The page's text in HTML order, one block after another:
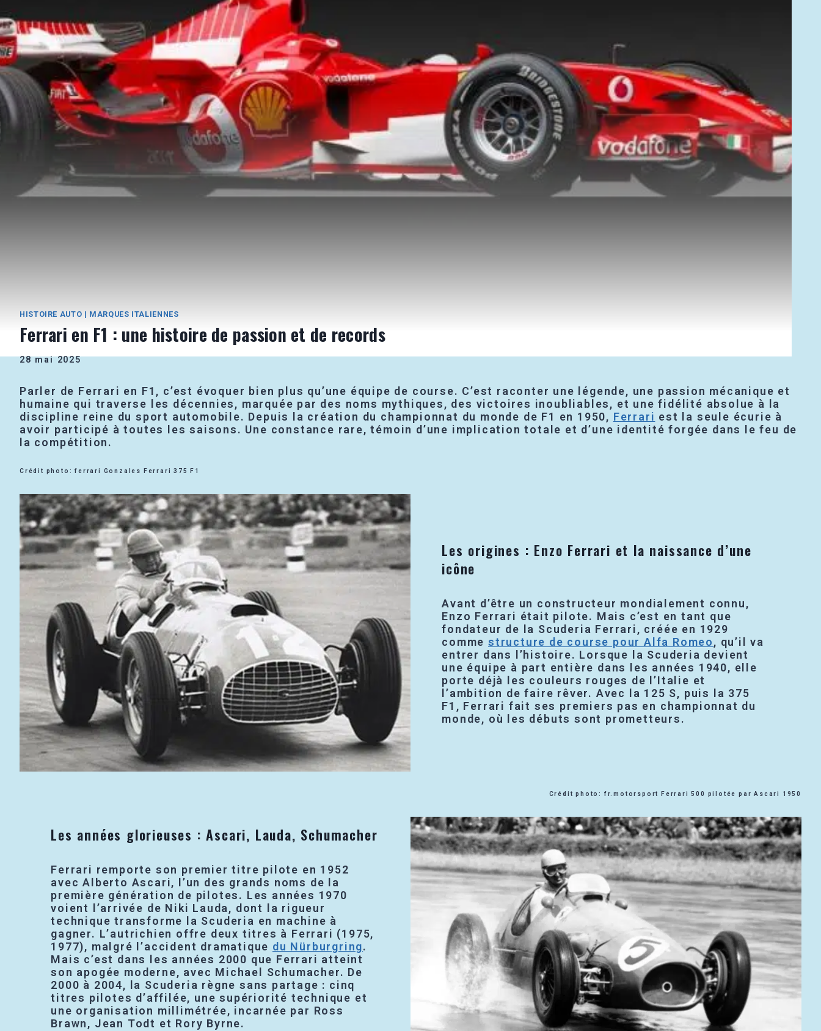
HISTOIRE AUTO | MARQUES ITALIENNES
Ferrari en F1 : une histoire de passion et de records
28 mai 2025
Parler de Ferrari en F1, c’est évoquer bien plus qu’une équipe de course. C’est raconter une légende, une passion mécanique et
humaine qui traverse les décennies, marquée par des noms mythiques, des victoires inoubliables, et une fidélité absolue à la
discipline reine du sport automobile. Depuis la création du championnat du monde de F1 en 1950, Ferrari est la seule écurie à
avoir participé à toutes les saisons. Une constance rare, témoin d’une implication totale et d’une identité forgée dans le feu de
la compétition.
Crédit photo: ferrari Gonzales Ferrari 375 F1
Les origines : Enzo Ferrari et la naissance d’une
icône
Avant d’être un constructeur mondialement connu,
Enzo Ferrari était pilote. Mais c’est en tant que
fondateur de la Scuderia Ferrari, créée en 1929
comme structure de course pour Alfa Romeo, qu’il va
entrer dans l’histoire. Lorsque la Scuderia devient
une équipe à part entière dans les années 1940, elle
porte déjà les couleurs rouges de l’Italie et
l’ambition de faire rêver. Avec la 125 S, puis la 375
F1, Ferrari fait ses premiers pas en championnat du
monde, où les débuts sont prometteurs.
Crédit photo: fr.motorsport Ferrari 500 pilotée par Ascari 1950
Les années glorieuses : Ascari, Lauda, Schumacher
Ferrari remporte son premier titre pilote en 1952
avec Alberto Ascari, l’un des grands noms de la
première génération de pilotes. Les années 1970
voient l’arrivée de Niki Lauda, dont la rigueur
technique transforme la Scuderia en machine à
gagner. L’autrichien offre deux titres à Ferrari (1975,
1977), malgré l’accident dramatique du Nürburgring.
Mais c’est dans les années 2000 que Ferrari atteint
son apogée moderne, avec Michael Schumacher. De
2000 à 2004, la Scuderia règne sans partage : cinq
titres pilotes d’affilée, une supériorité technique et
une organisation millimétrée, incarnée par Ross
Brawn, Jean Todt et Rory Byrne.